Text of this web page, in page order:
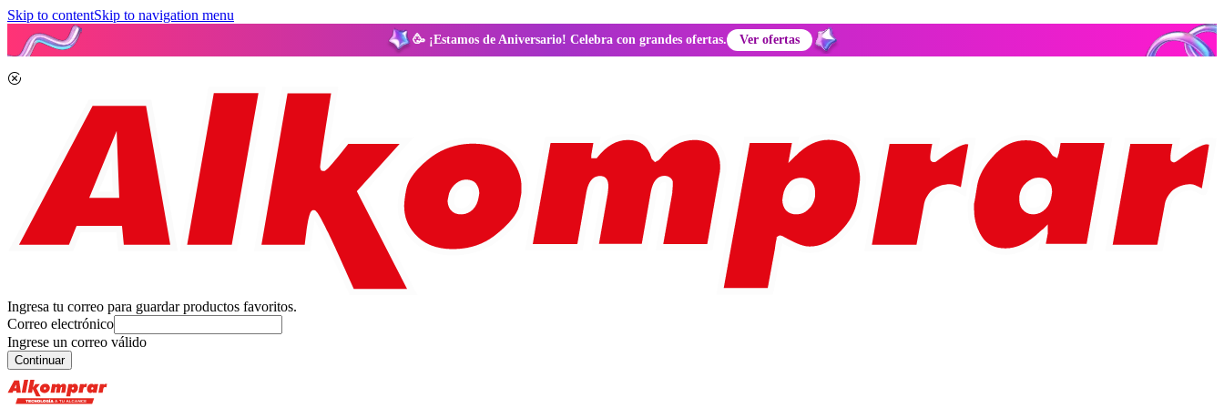
Skip to contentSkip to navigation menu
🥳 ¡Estamos de Aniversario! Celebra con grandes ofertas. Ver ofertas
Ingresa tu correo para guardar productos favoritos.
Correo electrónico
Ingrese un correo válido
Continuar